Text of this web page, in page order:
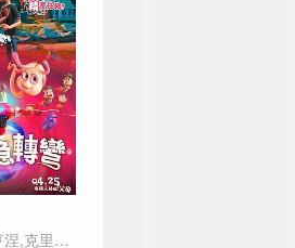
阿卡塞尔·亨涅,克里斯蒂安·鲁贝克,Mathilde Thomine Storm,比约恩·桑德奎斯特,娜思琳·库斯拉维,Christian Fredrik Mikkelsen